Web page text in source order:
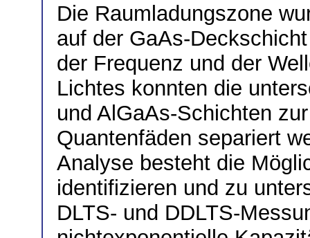
Die Raumladungszone
auf der GaAs-
der Frequenz und der
Lichtes konnten die
und AlGaAs-Schichten
Quantenfäden separiert
Analyse besteht die
identifizieren und zu
DLTS- und DDLTS-